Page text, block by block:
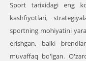
Sport tarixidagi eng
kashfiyotlari,
sportning mohiyatini
erishgan, balki
muvaffaq bo'lgan.